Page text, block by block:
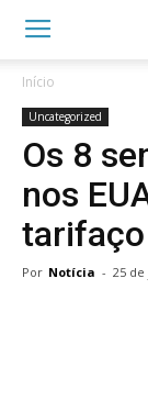
Início
Uncategorized
Os 8
nos
Por Notícia - 25 de